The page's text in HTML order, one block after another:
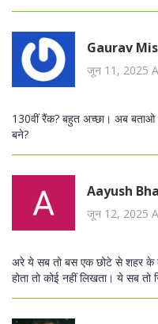
Gaurav
जून 11, 2025
130वीं रैंक? बहुत अच्छा। अब बताओ
बने?
Aayush
जून 12, 2025
अरे ये सब तो बस एक छोटे से शहर के
होता तो कोई नहीं लिखता। ये सब